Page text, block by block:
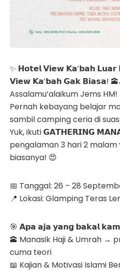
✨ 𝗛𝗼𝘁𝗲𝗹 𝗩𝗶𝗲𝘄 𝗞𝗮’𝗯𝗮𝗵
𝗩𝗶𝗲𝘄 𝗞𝗮’𝗯𝗮𝗵 𝗚𝗮𝗸 𝗕𝗶𝗮𝘀𝗮!
Assalamu’alaikum Jems HM!
Pernah kebayang belajar
sambil camping ceria di
Yuk, ikuti 𝗚𝗔𝗧𝗛𝗘𝗥𝗜𝗡𝗚
pengalaman 3 hari 2
biasanya! 😍
📅 Tanggal: 26 – 28
📍 Lokasi: Glamping Teras
🎯 𝗔𝗽𝗮 𝗮𝗷𝗮 𝘆𝗮𝗻𝗴 𝗯𝗮𝗸𝗮𝗹
🕋 Manasik Haji & Umrah →
cuma teori
📖 Kajian & Motivasi Islami